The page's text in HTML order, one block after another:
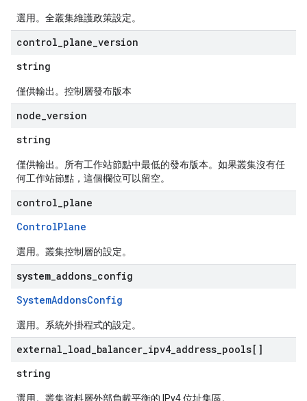
選用。全叢集維護政策設定。
control plane version
string
僅供輸出。控制層發布版本
node version
string
僅供輸出。所有工作站節點中最低的發布版本。如果叢集沒有任
何工作站節點，這個欄位可以留空。
control plane
ControlPlane
選用。叢集控制層的設定。
system addons config
SystemAddonsConfig
選用。系統外掛程式的設定。
external load balancer ipv4 address pools[]
string
選用。叢集資料層外部負載平衡的 IPv4 位址集區。